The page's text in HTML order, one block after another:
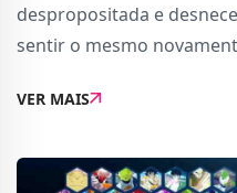
despropositada e
sentir o mesmo
originalmente para PS4 e
VER MAIS